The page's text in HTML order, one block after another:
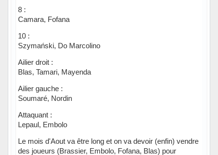
8 :
Camara, Fofana
10 :
Szymański, Do Marcolino
Ailier droit :
Blas, Tamari, Mayenda
Ailier gauche :
Soumaré, Nordin
Attaquant :
Lepaul, Embolo
Le mois d'Aout va être long et on va devoir (enfin) vendre
des joueurs (Brassier, Embolo, Fofana, Blas) pour